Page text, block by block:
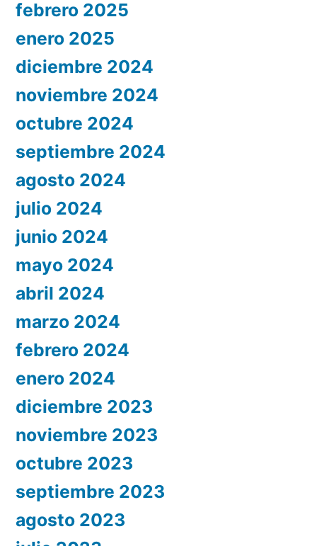
febrero 2025
enero 2025
diciembre 2024
noviembre 2024
octubre 2024
septiembre 2024
agosto 2024
julio 2024
junio 2024
mayo 2024
abril 2024
marzo 2024
febrero 2024
enero 2024
diciembre 2023
noviembre 2023
octubre 2023
septiembre 2023
agosto 2023